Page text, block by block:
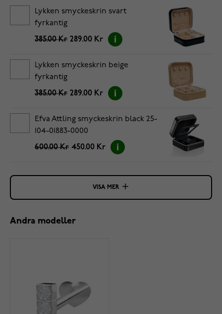
Lykken smyckeskrin svart
fyrkantig
385.00 Kr 289.00 Kr
Lykken smyckeskrin beige
fyrkantig
385.00 Kr 289.00 Kr
Efva Attling smyckeskrin black 25-
104-01883-0000
600.00 Kr 450.00 Kr
VISA MER
Andra modeller